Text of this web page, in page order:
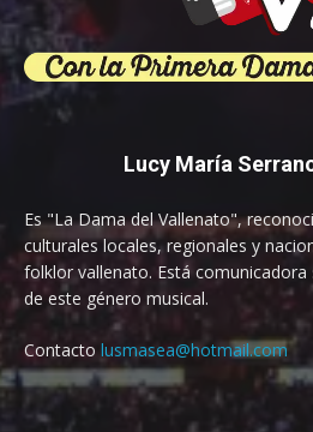
Lucy María
Es "La Dama del Vallenato",
culturales locales, regionales y
folklor vallenato. Está comunicadora
de este género musical.
Contacto lusmasea@hotmail.com